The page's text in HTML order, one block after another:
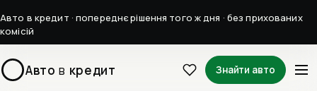
Авто в кредит · попереднє рішення того ж дня · без прихованих
комісій
Авто в кредит Знайти авто